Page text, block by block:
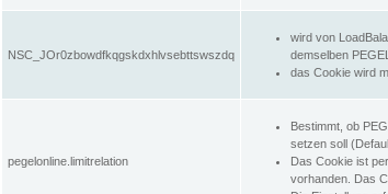
NSC_JOr0zbowdfkqgskdxhlvsebttswszdq
wird von
demselben
das Cookie wird
pegelonline.limitrelation
Bestimmt, ob
setzen soll
Das Cookie ist
vorhanden. Das